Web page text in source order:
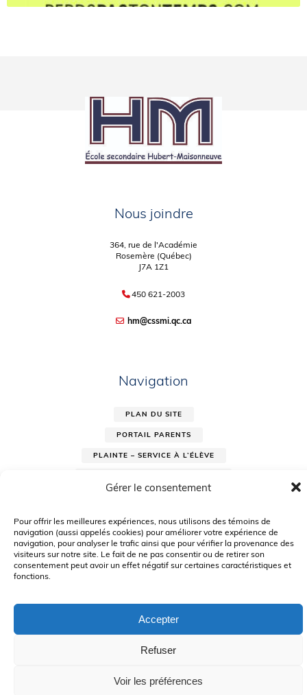
Gérer le consentement
Pour offrir les meilleures expériences, nous utilisons des témoins de
navigation (aussi appelés cookies) pour améliorer votre expérience de
navigation, pour analyser le trafic ainsi que pour vérifier la provenance des
visiteurs sur notre site. Le fait de ne pas consentir ou de retirer son
consentement peut avoir un effet négatif sur certaines caractéristiques et
fonctions.
Accepter
Refuser
Voir les préférences
Nous joindre
364, rue de l'Académie
Rosemère (Québec)
J7A 1Z1
450 621-2003
hm@cssmi.qc.ca
Navigation
PLAN DU SITE
PORTAIL PARENTS
PLAINTE – SERVICE À L’ÉLÈVE
Le CSSMI autorise certaines intelligences artificielles contrôlées et
pourraient avoir été utilisés pour soutenir la rédaction de ce contenu.